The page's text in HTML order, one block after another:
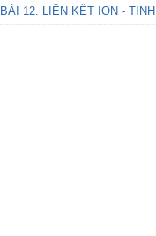
BÀI 12. LIÊN KẾT ION -